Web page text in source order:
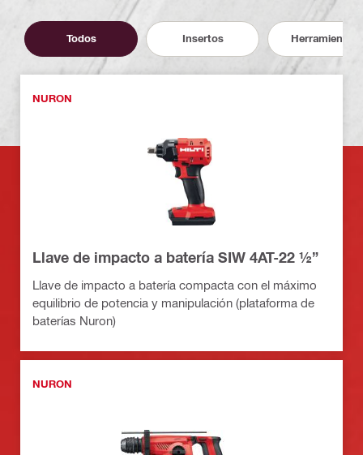
Todos Insertos Herramientas
NURON
Llave de impacto a batería SIW 4AT-22 ½”
Llave de impacto a batería compacta con el máximo
equilibrio de potencia y manipulación (plataforma de
baterías Nuron)
NURON